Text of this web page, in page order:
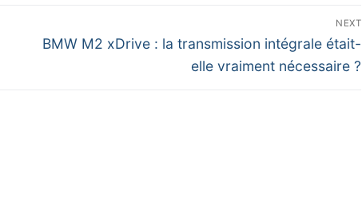
NEXT
Next
BMW M2 xDrive : la transmission intégrale était-
elle vraiment nécessaire ?